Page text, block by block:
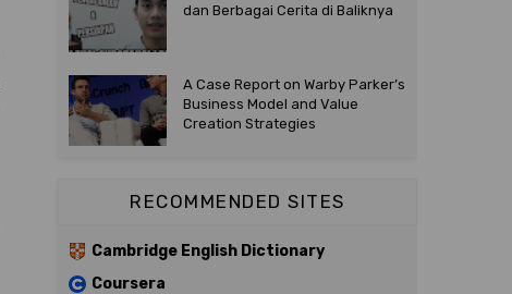
dan Berbagai Cerita di Baliknya
A Case Report on Warby Parker’s
Business Model and Value
Creation Strategies
RECOMMENDED SITES
Cambridge English Dictionary
Coursera